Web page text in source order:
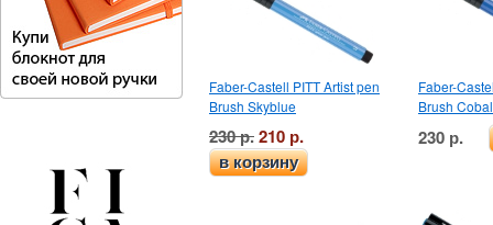
Faber-Castell PITT Artist pen
Brush Skyblue
230 р.210 р.
в корзину
Faber-
Brush
230 р.